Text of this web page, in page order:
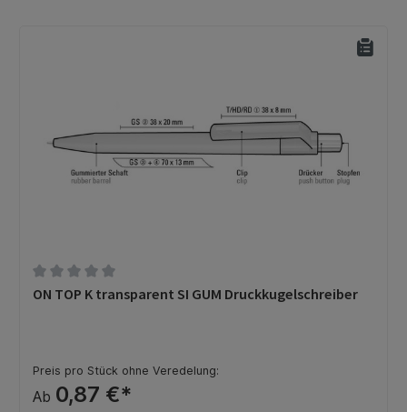
Durchschnittliche Bewertung von 0 von 5 Sternen
ON TOP K transparent SI GUM Druckkugelschreiber
Preis pro Stück ohne Veredelung:
Ab 0,87 €*